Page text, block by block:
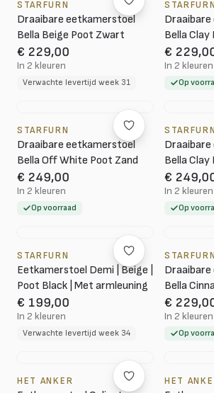
STARFURN
Draaibare eetkamerstoel
Bella Beige Poot Zwart
€ 229,00
In 2 kleuren
Verwachte levertijd week 31
STARFURN
Bella
€
In 2 kleuren
Op
STARFURN
Draaibare eetkamerstoel
Bella Off White Poot Zand
€ 249,00
In 2 kleuren
Op voorraad
STARFURN
Bella Clay
€
In 2 kleuren
Op
STARFURN
Eetkamerstoel Demi | Beige |
Poot Black | Met armleuning
€ 199,00
In 2 kleuren
Verwachte levertijd week 34
STARFURN
Bella
€
In 2 kleuren
Op
HET ANKER HET